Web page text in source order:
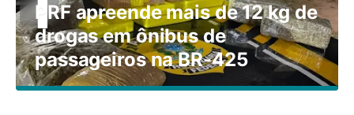
PRF apreende mais de 12 kg de
drogas em ônibus de
passageiros na BR-425